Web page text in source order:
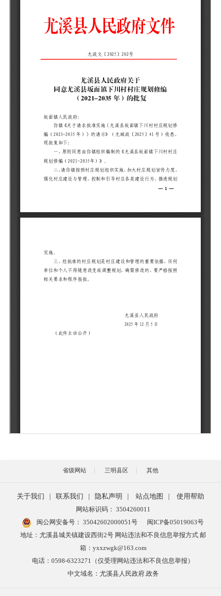
省级网站 三明县区 其他
关于我们 联系我们 隐私声明 站点地图
使用帮助
网站标识码： 3504260011
闽公网安备号： 35042602000051号
闽ICP备05019063号
地址：尤溪县城关镇建设西街2号 网站违法和不良信息举报方式 邮
箱：yxxzwgk@163.com
电话：0598-6323271（仅受理网站违法和不良信息举报）
中文域名：尤溪县人民政府.政务